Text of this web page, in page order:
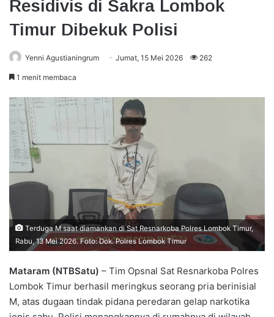
Residivis di Sakra Lombok
Timur Dibekuk Polisi
Yenni Agustianingrum Jumat, 15 Mei 2026 262
1 menit membaca
Terduga M saat diamankan di Sat Resnarkoba Polres Lombok Timur,
Rabu, 13 Mei 2026. Foto: Dok. Polres Lombok Timur
Mataram (NTBSatu) – Tim Opsnal Sat Resnarkoba Polres
Lombok Timur berhasil meringkus seorang pria berinisial
M, atas dugaan tindak pidana peredaran gelap narkotika